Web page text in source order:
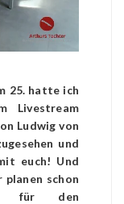
25. hatte ich
Livestream
Ludwig von
und
euch! Und
schon
für den